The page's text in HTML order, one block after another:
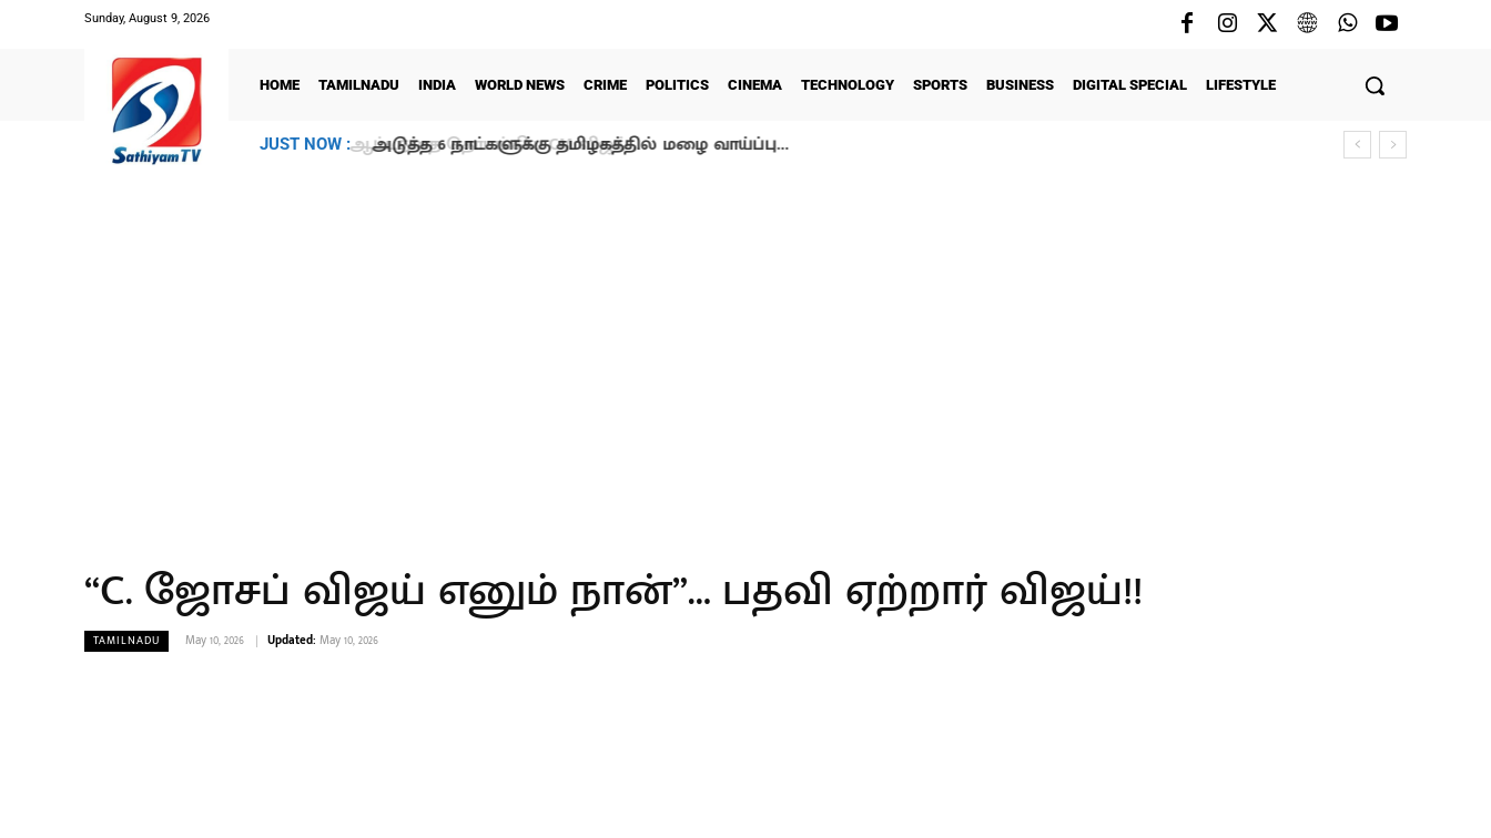
Sunday, August 9, 2026
HOME TAMILNADU INDIA WORLD NEWS CRIME POLITICS CINEMA TECHNOLOGY SPORTS BUSINESS DIGITAL SPECIAL LIFESTYLE
JUST NOW : அடுத்த 6 நாட்களுக்கு தமிழகத்தில் மழை வாய்ப்பு…
“C. ஜோசப் விஜய் எனும் நான்”… பதவி ஏற்றார் விஜய்!!
TAMILNADU May 10, 2026 Updated: May 10, 2026